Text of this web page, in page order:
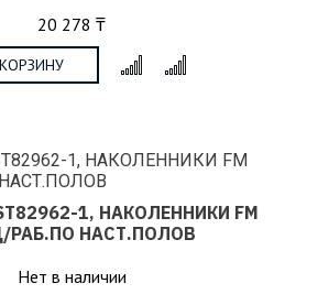
20 278 ₸
1, НАКОЛЕННИКИ FM
РАБ.ПО НАСТ.ПОЛОВ
Нет в наличии